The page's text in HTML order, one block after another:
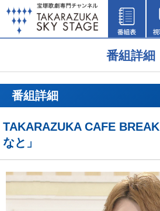
番組詳細
番組詳細
TAKARAZUKA CAFE
なと」